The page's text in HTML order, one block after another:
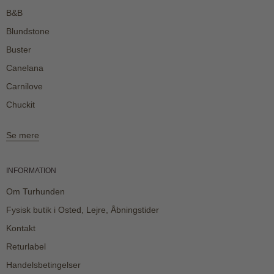
B&B
Blundstone
Buster
Canelana
Carnilove
Chuckit
Se mere
INFORMATION
Om Turhunden
Fysisk butik i Osted, Lejre, Åbningstider
Kontakt
Returlabel
Handelsbetingelser